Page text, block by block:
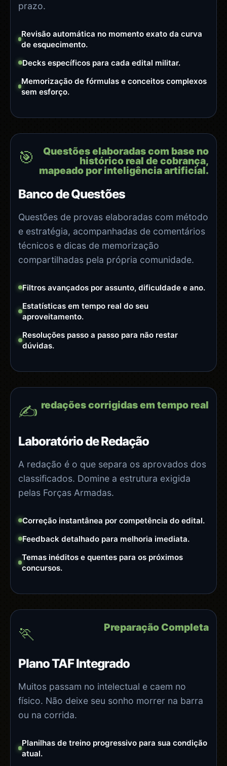
prazo.
Revisão automática no momento exato da curva
de esquecimento.
Decks específicos para cada edital militar.
Memorização de fórmulas e conceitos complexos
sem esforço.
🎯 Questões elaboradas com base no
histórico real de cobrança,
mapeado por inteligência artificial.
Banco de Questões
Questões de provas elaboradas com método
e estratégia, acompanhadas de comentários
técnicos e dicas de memorização
compartilhadas pela própria comunidade.
Filtros avançados por assunto, dificuldade e ano.
Estatísticas em tempo real do seu
aproveitamento.
Resoluções passo a passo para não restar
dúvidas.
✍️ redações corrigidas em tempo real
Laboratório de Redação
A redação é o que separa os aprovados dos
classificados. Domine a estrutura exigida
pelas Forças Armadas.
Correção instantânea por competência do edital.
Feedback detalhado para melhoria imediata.
Temas inéditos e quentes para os próximos
concursos.
🏃 Preparação Completa
Plano TAF Integrado
Muitos passam no intelectual e caem no
físico. Não deixe seu sonho morrer na barra
ou na corrida.
Planilhas de treino progressivo para sua condição
atual.